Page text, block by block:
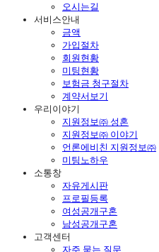
오시는길
서비스안내
금액
가입절차
회원현황
미팅현황
보험금 청구절차
계약서보기
우리이야기
지원정보㈜ 성혼
지원정보㈜ 이야기
언론에비친 지원정보㈜
미팅노하우
소통창
자유게시판
프로필등록
여성공개구혼
남성공개구혼
고객센터
자주 묻는 질문